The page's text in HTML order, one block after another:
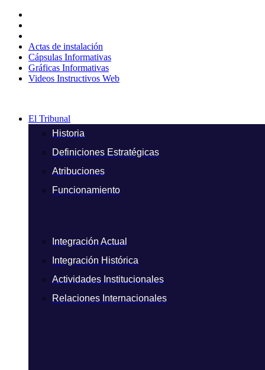
contenido
Actas de instalación
Cápsulas Informativas
Gráficas Informativas
Videos Instructivos Web
El Tribunal
Historia
Definiciones Estratégicas
Atribuciones
Funcionamiento
Integración Actual
Integración Histórica
Actividades Institucionales
Relaciones Internacionales